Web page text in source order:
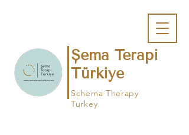
Şema Terapi
Türkiye
Schema Therapy
Turkey